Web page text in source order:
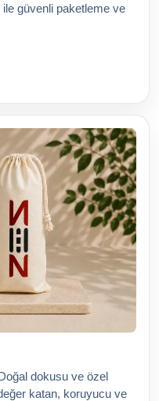
güvenli paketleme ve
dokusu ve özel
katan, koruyucu ve